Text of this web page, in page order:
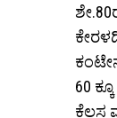
60
ಕೆಲಸ